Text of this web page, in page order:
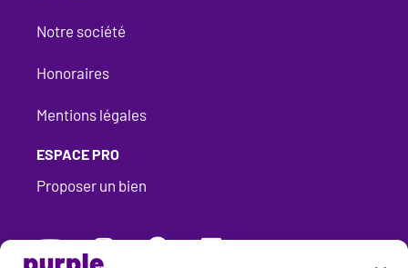
Notre société
Honoraires
Mentions légales​
ESPACE PRO
Proposer un bien